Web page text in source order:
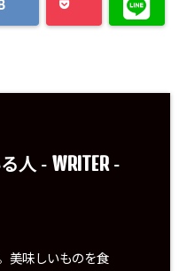
人 - WRITER-
美味しいものを食